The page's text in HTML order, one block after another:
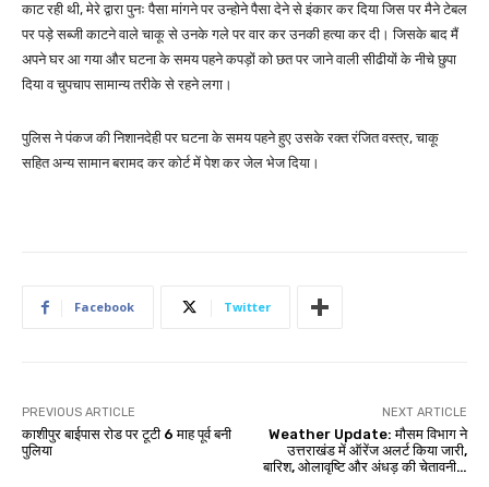
काट रही थी, मेरे द्वारा पुनः पैसा मांगने पर उन्होने पैसा देने से इंकार कर दिया जिस पर मैने टेबल
पर पड़े सब्जी काटने वाले चाकू से उनके गले पर वार कर उनकी हत्या कर दी। जिसके बाद मैं
अपने घर आ गया और घटना के समय पहने कपड़ों को छत पर जाने वाली सीढीयों के नीचे छुपा
दिया व चुपचाप सामान्य तरीके से रहने लगा।
पुलिस ने पंकज की निशानदेही पर घटना के समय पहने हुए उसके रक्त रंजित वस्त्र, चाकू
सहित अन्य सामान बरामद कर कोर्ट में पेश कर जेल भेज दिया।
Facebook Twitter
PREVIOUS ARTICLE
काशीपुर बाईपास रोड पर टूटी 6 माह पूर्व बनी
पुलिया
NEXT ARTICLE
Weather Update: मौसम विभाग ने
उत्तराखंड में ऑरेंज अलर्ट किया जारी,
बारिश, ओलावृष्टि और अंधड़ की चेतावनी…